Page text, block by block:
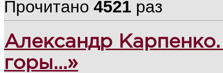
Прочитано 4521 раз
Александр
горы…»